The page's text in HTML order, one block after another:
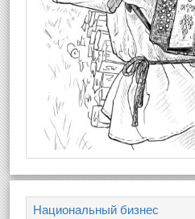
Национальный бизнес